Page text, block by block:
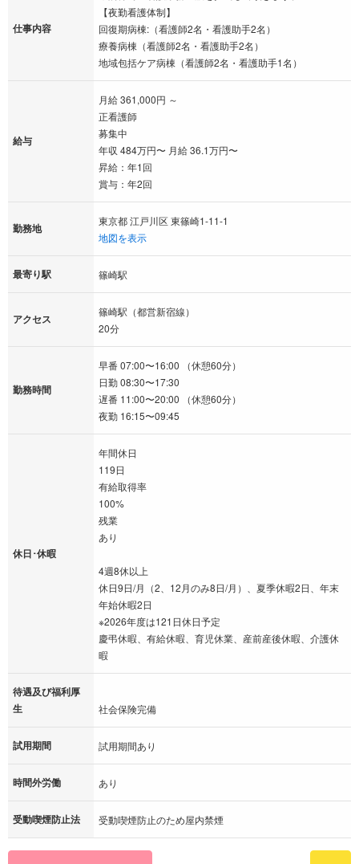
仕事内容
【夜勤看護体制】
回復期病棟:（看護師2名・看護助手2名）
療養病棟（看護師2名・看護助手2名）
地域包括ケア病棟（看護師2名・看護助手1名）
給与
月給 361,000円 ～
正看護師
募集中
年収 484万円〜 月給 36.1万円〜
昇給：年1回
賞与：年2回
勤務地
東京都 江戸川区 東篠崎1-11-1
地図を表示
最寄り駅 篠崎駅
アクセス
篠崎駅（都営新宿線）
20分
勤務時間
早番 07:00〜16:00 （休憩60分）
日勤 08:30〜17:30
遅番 11:00〜20:00 （休憩60分）
夜勤 16:15〜09:45
休日･休暇
年間休日
119日
有給取得率
100%
残業
あり
4週8休以上
休日9日/月（2、12月のみ8日/月）、夏季休暇2日、年末
年始休暇2日
※2026年度は121日休日予定
慶弔休暇、有給休暇、育児休業、産前産後休暇、介護休
暇
待遇及び福利厚
生
社会保険完備
試用期間 試用期間あり
時間外労働 あり
受動喫煙防止法 受動喫煙防止のため屋内禁煙